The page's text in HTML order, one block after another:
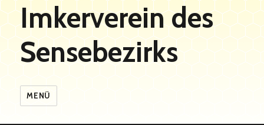
Imkerverein des
Sensebezirks
MENÜ